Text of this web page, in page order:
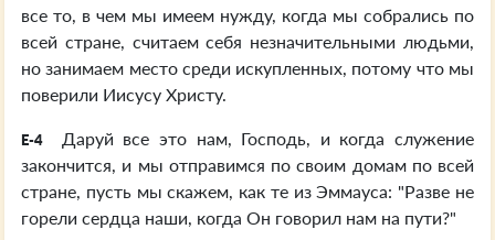
все то, в чем мы имеем нужду, когда мы собрались по
всей стране, считаем себя незначительными людьми,
но занимаем место среди искупленных, потому что мы
поверили Иисусу Христу.
E-4
Даруй все это нам, Господь, и когда служение
закончится, и мы отправимся по своим домам по всей
стране, пусть мы скажем, как те из Эммауса: "Разве не
горели сердца наши, когда Он говорил нам на пути?"